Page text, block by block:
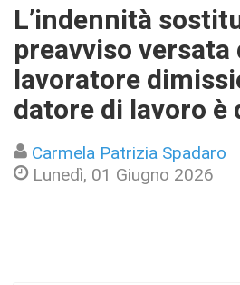
L’indennità
preavviso versata
lavoratore
datore di lavoro è
Carmela Patrizia Spadaro
Lunedì, 01 Giugno 2026